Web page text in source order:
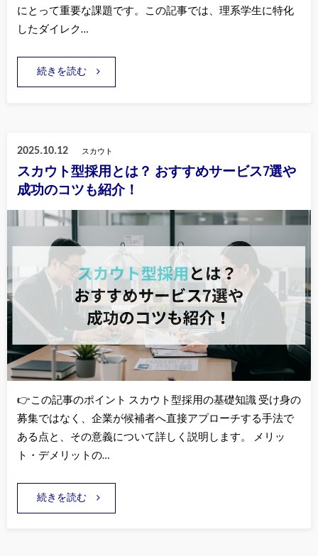
にとって重要な課題です。この記事では、理系学生に特化
したダイレク…
続きを読む
2025.10.12 スカウト
スカウト型採用とは？ おすすめサービス7選や
成功のコツも紹介！
👉この記事のポイント スカウト型採用の基礎知識 受け身の
募集ではなく、企業が候補者へ直接アプローチする手法で
ある点と、その意義について詳しく説明します。 メリッ
ト・デメリットの…
続きを読む